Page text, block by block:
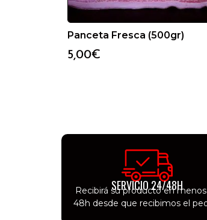
Panceta Fresca (500gr)
5,00€
SERVICIO 24/48H
Recibirá su producto en
48h desde que recibimos el